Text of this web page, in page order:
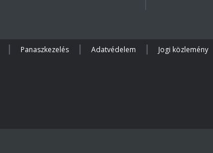
Panaszkezelés Adatvédelem Jogi közlemény